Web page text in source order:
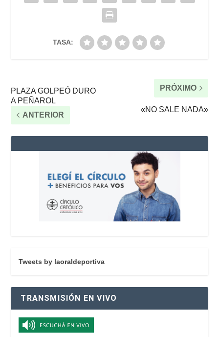
TASA:
PLAZA GOLPEÓ DURO
A PEÑAROL
ANTERIOR
PRÓXIMO
«NO SALE NADA»
Tweets by laoraldeportiva
TRANSMISIÓN EN VIVO